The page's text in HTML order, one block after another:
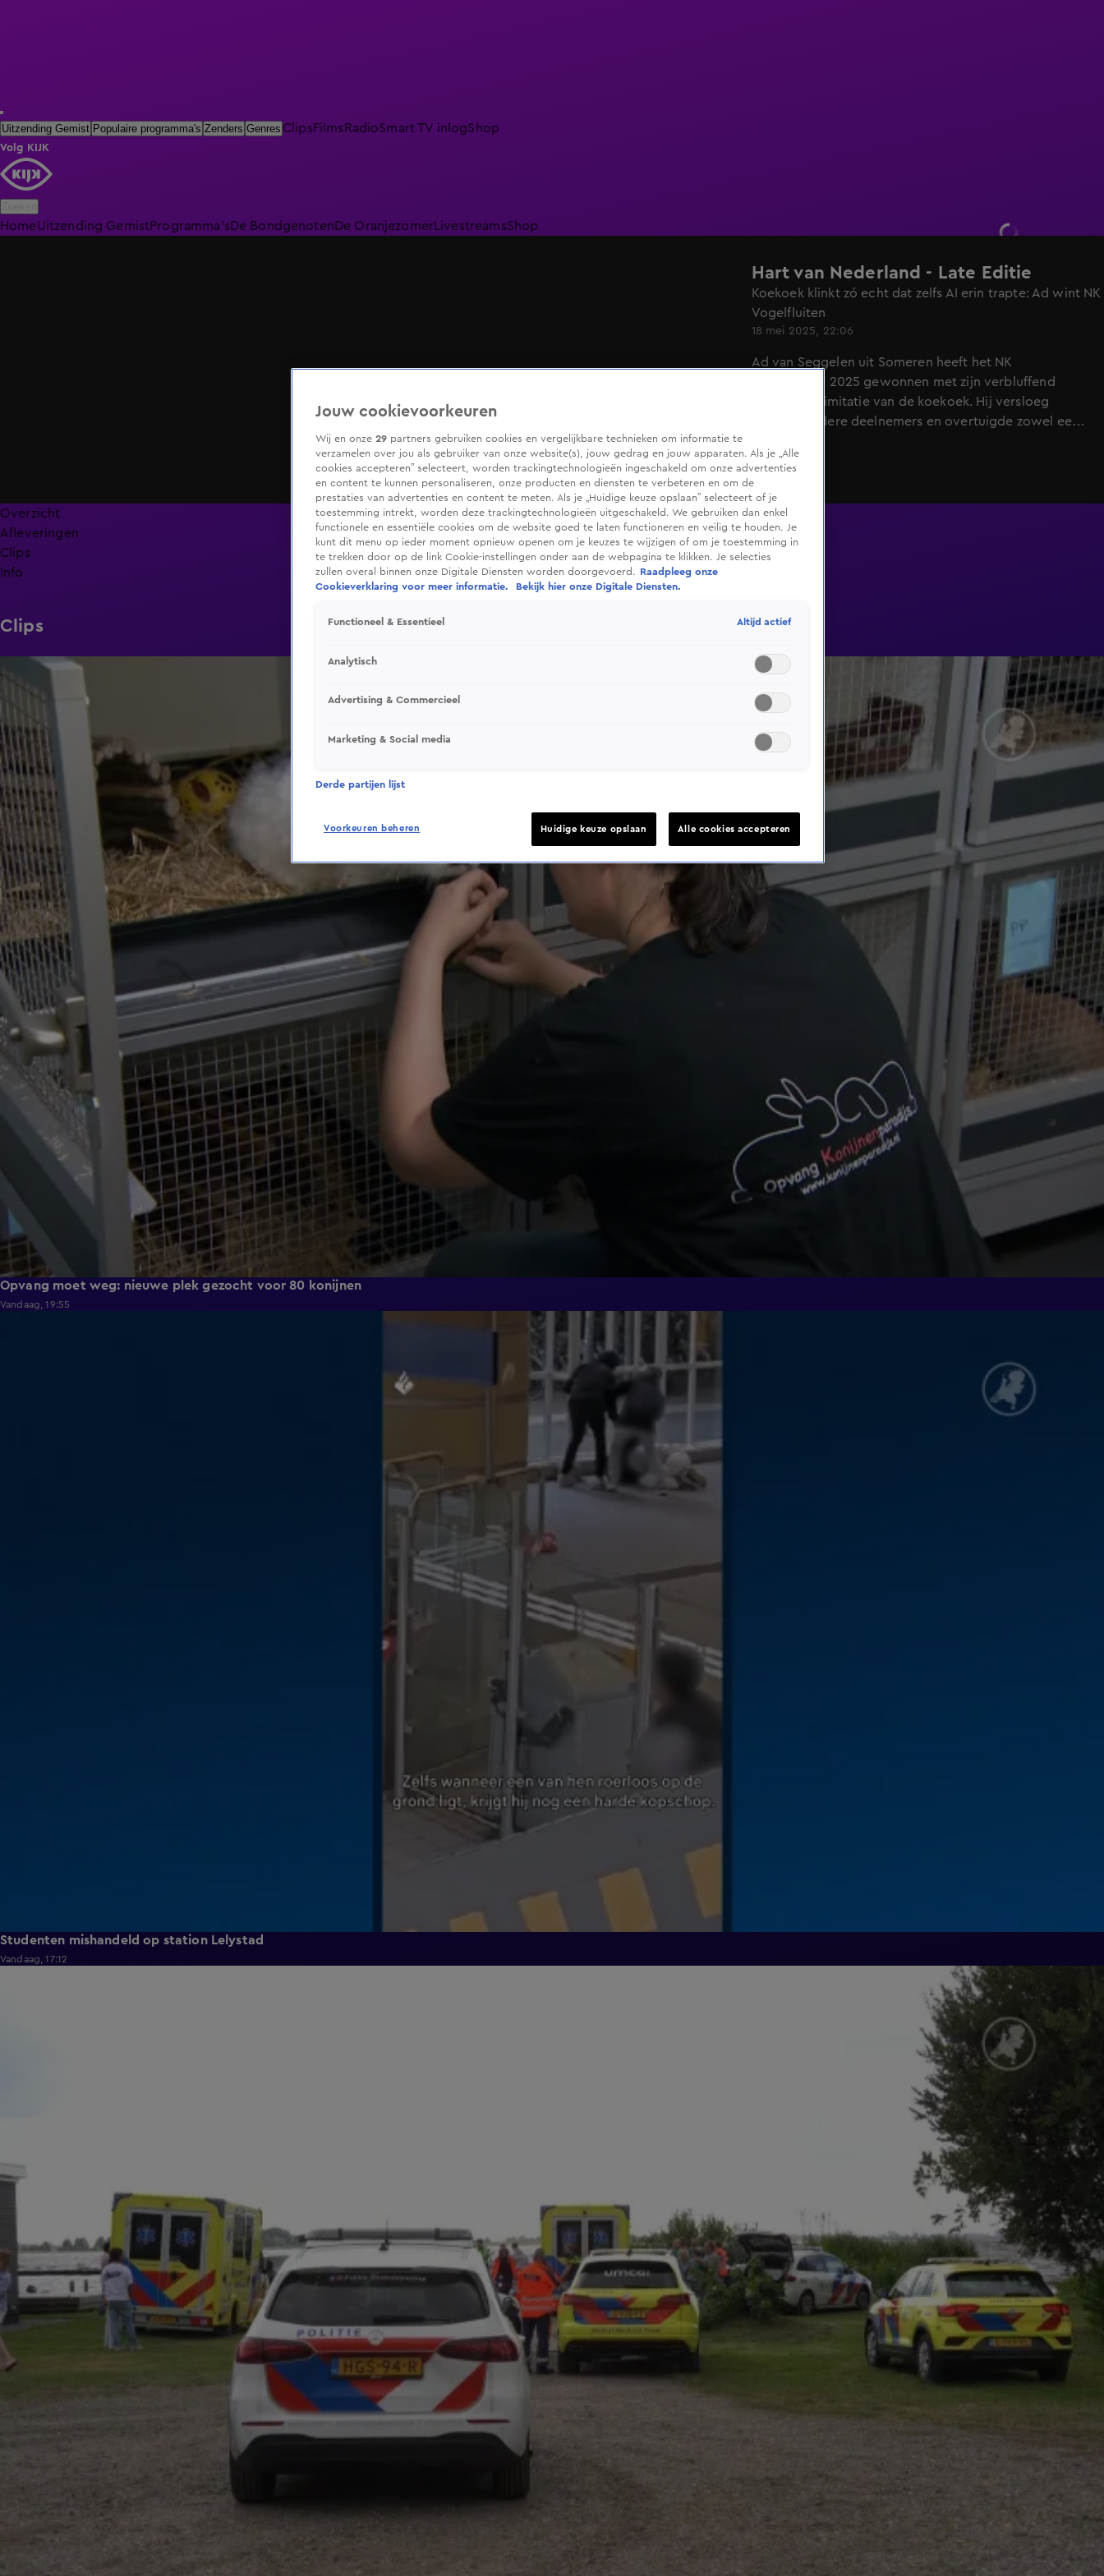
Uitzending Gemist Populaire programma's Zenders Genres ClipsFilmsRadioSmart TV inlogShop
Volg KIJK
HomeUitzending GemistProgramma'sDe BondgenotenDe Oranjezomer LivestreamsShop
Hart van Nederland - Late Editie
Koekoek klinkt zó echt dat zelfs AI erin trapte: Ad wint NK
Vogelfluiten
18 mei 2025, 22:06
Ad van Seggelen uit Someren heeft het NK
Vogelfluiten 2025 gewonnen met zijn verbluffend
realistische imitatie van de koekoek. Hij versloeg
achttien andere deelnemers en overtuigde zowel een
vogelgeluiden. Bekijk hier hoe Ad met alleen zijn mond
en handen de Gouden Luistervink binnenfluit.
Overzicht
Afleveringen
Clips
Info
Clips
Opvang moet weg: nieuwe plek gezocht voor 80 konijnen
Vandaag, 19:55
Studenten mishandeld op station Lelystad
Vandaag, 17:12
Jouw cookievoorkeuren
Wij en onze 29 partners gebruiken cookies en vergelijkbare technieken om informatie te
verzamelen over jou als gebruiker van onze website(s), jouw gedrag en jouw apparaten. Als je „Alle
cookies accepteren” selecteert, worden trackingtechnologieën ingeschakeld om onze advertenties
en content te kunnen personaliseren, onze producten en diensten te verbeteren en om de
prestaties van advertenties en content te meten. Als je „Huidige keuze opslaan” selecteert of je
toestemming intrekt, worden deze trackingtechnologieën uitgeschakeld. We gebruiken dan enkel
functionele en essentiële cookies om de website goed te laten functioneren en veilig te houden. Je
kunt dit menu op ieder moment opnieuw openen om je keuzes te wijzigen of om je toestemming in
te trekken door op de link Cookie-instellingen onder aan de webpagina te klikken. Je selecties
zullen overal binnen onze Digitale Diensten worden doorgevoerd.
Raadpleeg onze
Cookieverklaring voor meer informatie.
Bekijk hier onze Digitale Diensten.
Functioneel & Essentieel Altijd actief
Analytisch
Advertising & Commercieel
Marketing & Social media
Derde partijen lijst
Voorkeuren beheren Huidige keuze opslaan Alle cookies accepteren